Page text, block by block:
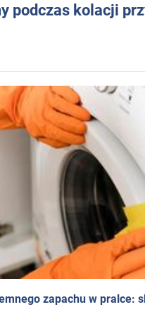
podczas kolacji
zapachu w pralce: